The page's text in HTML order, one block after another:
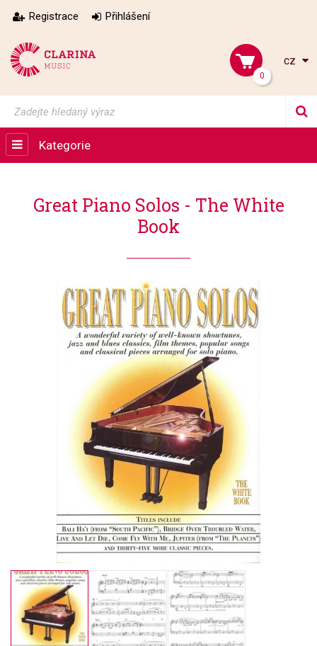
Registrace Přihlášení
0
cz
Kategorie
Great Piano Solos - The White
Book